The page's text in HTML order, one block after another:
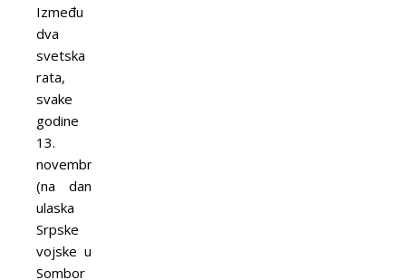
Između
dva
svetska
rata,
svake
godine
13.
novembra
(na dan
ulaska
Srpske
vojske u
Sombor